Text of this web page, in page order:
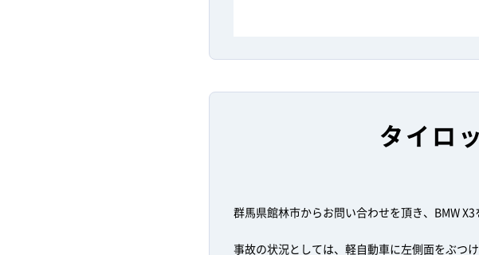
タイロ
群馬県館林市からお問い合わせを頂き、BMW X3
事故の状況としては、軽自動車に左側面をぶつけ